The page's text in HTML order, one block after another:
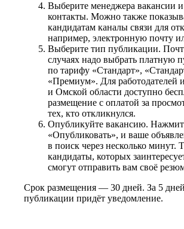
Выберите менеджера вакансии
контакты. Можно также
кандидатам каналы связи для
например, электронную почту
Выберите тип публикации.
случаях надо выбрать платную
по тарифу «Стандарт»,
«Премиум». Для работодателей
и Омской области доступно
размещение с оплатой за
тех, кто откликнулся.
Опубликуйте вакансию.
«Опубликовать», и ваше
в поиск через несколько минут.
кандидаты, которых
смогут отправить вам своё
Срок размещения — 30 дней. За 5
публикации придёт уведомление.